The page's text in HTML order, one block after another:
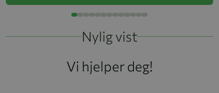
Nylig vist
Vi hjelper deg!